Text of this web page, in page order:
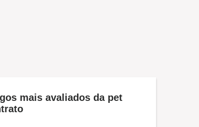
mais avaliados da pet